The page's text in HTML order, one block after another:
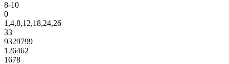
8-10
0
1,4,8,12,18,24,26
33
9329799
126462
1678